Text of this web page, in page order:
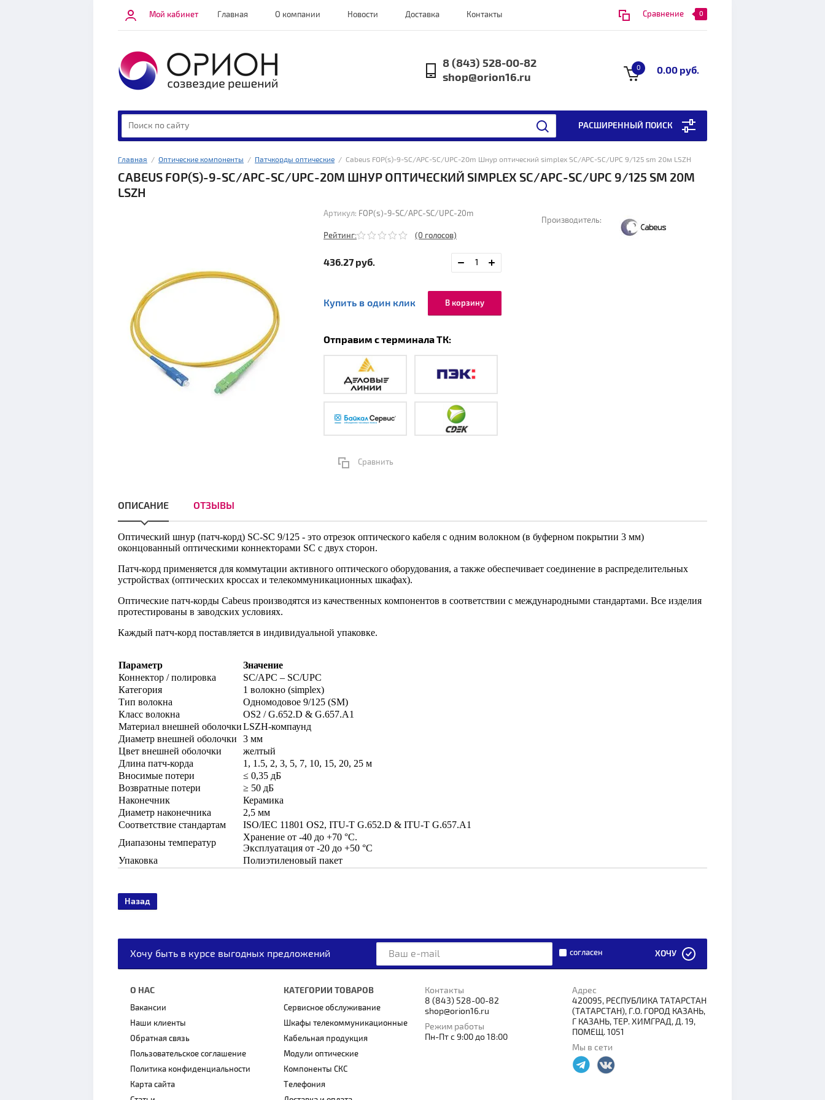
Мой кабинет Главная О компании Новости Доставка Контакты Сравнение 0
8 (843) 528-00-82
shop@orion16.ru
0 0.00 руб.
РАСШИРЕННЫЙ ПОИСК
Главная
  /
Оптические компоненты
  /
Патчкорды оптические
  /  Cabeus FOP(s)-9-SC/APC-SC/UPC-20m Шнур оптический simplex SC/APC-SC/UPC 9/125 sm 20м LSZH
CABEUS FOP(S)-9-SC/APC-SC/UPC-20M ШНУР ОПТИЧЕСКИЙ SIMPLEX SC/APC-SC/UPC 9/125 SM 20М
LSZH
Артикул: FOP(s)-9-SC/APC-SC/UPC-20m
Рейтинг: (0 голосов)
436.27 руб.
Купить в один клик В корзину
Отправим с терминала ТК:
Производитель:
Сравнить
ОПИСАНИЕ ОТЗЫВЫ
Оптический шнур (патч-корд) SC-SC 9/125 - это отрезок оптического кабеля c одним волокном (в буферном покрытии 3 мм)
оконцованный оптическими коннекторами SC с двух сторон.
Патч-корд применяется для коммутации активного оптического оборудования, а также обеспечивает соединение в распределительных
устройствах (оптических кроссах и телекоммуникационных шкафах).
Оптические патч-корды Cabeus производятся из качественных компонентов в соответствии с международными стандартами. Все изделия
протестированы в заводских условиях.
Каждый патч-корд поставляется в индивидуальной упаковке.
Параметр
Значение
Коннектор / полировка
SC/APC – SC/UPC
Категория
1 волокно (simplex)
Тип волокна
Одномодовое 9/125 (SM)
Класс волокна
OS2 / G.652.D & G.657.A1
Материал внешней оболочкиLSZH-компаунд
Диаметр внешней оболочки
3 мм
Цвет внешней оболочки
желтый
Длина патч-корда
1, 1.5, 2, 3, 5, 7, 10, 15, 20, 25 м
Вносимые потери
≤ 0,35 дБ
Возвратные потери
≥ 50 дБ
Наконечник
Керамика
Диаметр наконечника
2,5 мм
Соответствие стандартам
ISO/IEC 11801 OS2, ITU-T G.652.D & ITU-T G.657.A1
Диапазоны температур
Хранение от -40 до +70 °C.
Эксплуатация от -20 до +50 °C
Упаковка
Полиэтиленовый пакет
Назад
Хочу быть в курсе выгодных предложений согласен ХОЧУ
О НАС
Вакансии
Наши клиенты
Обратная связь
Пользовательское соглашение
Политика конфиденциальности
Карта сайта
КАТЕГОРИИ ТОВАРОВ
Сервисное обслуживание
Шкафы телекоммуникационные
Кабельная продукция
Модули оптические
Компоненты СКС
Телефония
Контакты
8 (843) 528-00-82
shop@orion16.ru
Режим работы
Пн-Пт с 9:00 до 18:00
Адрес
420095, РЕСПУБЛИКА ТАТАРСТАН
(ТАТАРСТАН), Г.О. ГОРОД КАЗАНЬ,
Г КАЗАНЬ, ТЕР. ХИМГРАД, Д. 19,
ПОМЕЩ. 1051
Мы в сети